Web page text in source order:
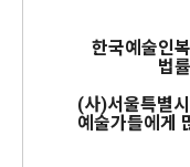
한국예술인
법
(사)서울특별
예술가들에게